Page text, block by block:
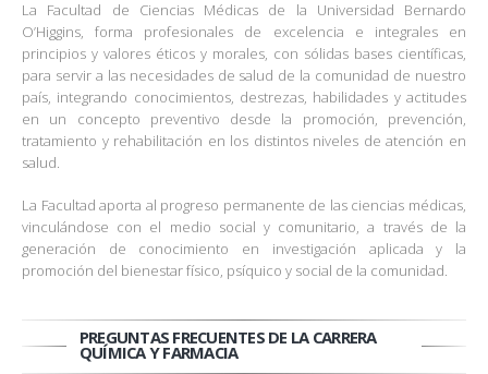
La Facultad de Ciencias Médicas de la Universidad Bernardo
O’Higgins, forma profesionales de excelencia e integrales en
principios y valores éticos y morales, con sólidas bases científicas,
para servir a las necesidades de salud de la comunidad de nuestro
país, integrando conocimientos, destrezas, habilidades y actitudes
en un concepto preventivo desde la promoción, prevención,
tratamiento y rehabilitación en los distintos niveles de atención en
salud.
La Facultad aporta al progreso permanente de las ciencias médicas,
vinculándose con el medio social y comunitario, a través de la
generación de conocimiento en investigación aplicada y la
promoción del bienestar físico, psíquico y social de la comunidad.
PREGUNTAS FRECUENTES DE LA CARRERA
QUÍMICA Y FARMACIA